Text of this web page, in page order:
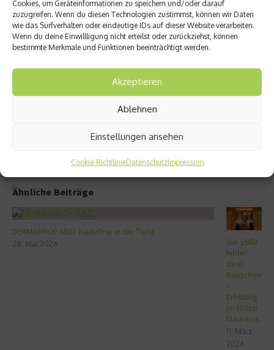
Cookies, um Geräteinformationen zu speichern und/oder darauf
zuzugreifen. Wenn du diesen Technologien zustimmst, können wir Daten
wie das Surfverhalten oder eindeutige IDs auf dieser Website verarbeiten.
Wenn du deine Einwillligung nicht erteilst oder zurückziehst, können
bestimmte Merkmale und Funktionen beeinträchtigt werden.
Akzeptieren
Ablehnen
Einstellungen ansehen
Cookie-RichtlinieDatenschutzImpressum
Co. –
Gesun
d, aber
nur in
der
richtig
en
vor –
Vorsic
ht im
Umgan
g mit
Feuer
werks
Ähnliche Beiträge
DERMADROP MED: Nadelfrei in die Tiefe
28. Mai 2026
Die Stille
hinter
dem
Rauschen
–
Erholung
im Hilton
Mauritius
11. März
2026